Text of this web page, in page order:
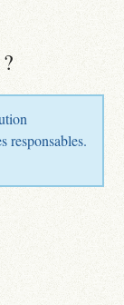
responsables.